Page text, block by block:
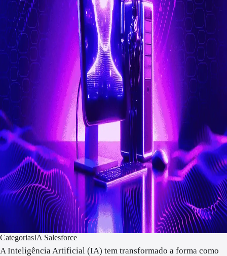
CategoriasIA Salesforce
A Inteligência Artificial (IA) tem transformado a forma como